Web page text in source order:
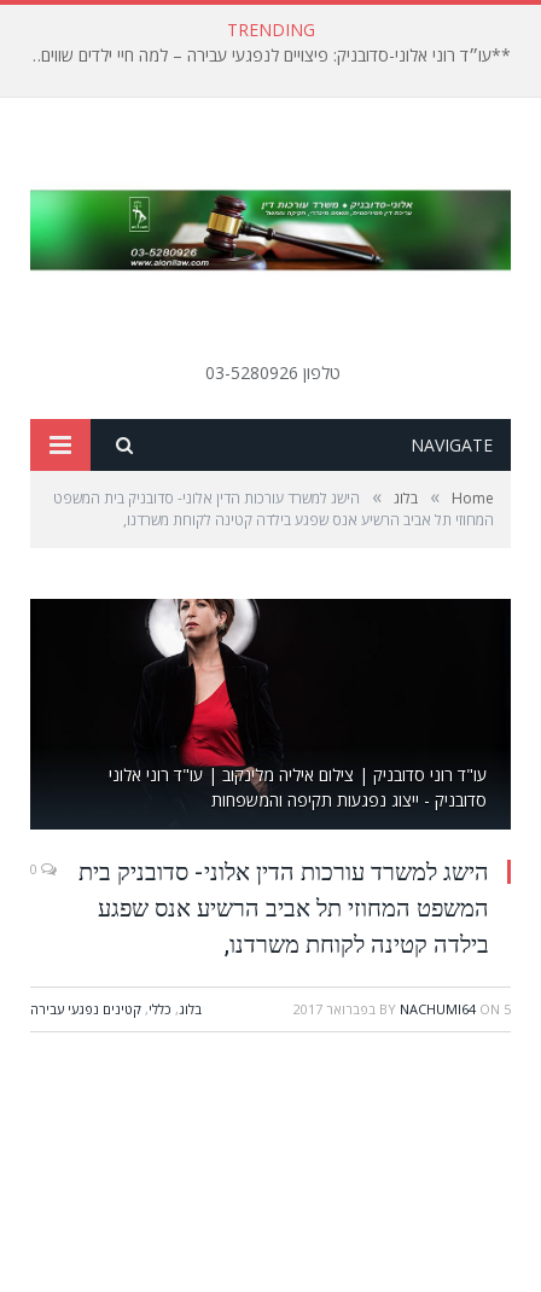
TRENDING
**עו״ד רוני אלוני-סדובניק: פיצויים לנפגעי עבירה – למה חיי ילדים שווים פחות?**
טלפון 03-5280926
NAVIGATE
SEARCH
Home
» בלוג »
הישג למשרד עורכות הדין אלוני- סדובניק בית המשפט
המחוזי תל אביב הרשיע אנס שפגע בילדה קטינה לקוחת משרדנו,
עו"ד רוני סדובניק | צילום איליה מלינקוב | עו"ד רוני אלוני
סדובניק - ייצוג נפגעות תקיפה והמשפחות
הישג למשרד עורכות הדין אלוני- סדובניק בית
המשפט המחוזי תל אביב הרשיע אנס שפגע
בילדה קטינה לקוחת משרדנו,
BY NACHUMI64 ON 5 בפברואר 2017 בלוג, כללי, קטינים נפגעי עבירה